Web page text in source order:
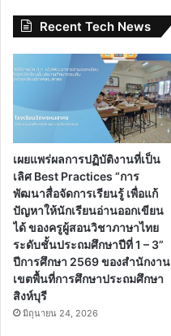
Recent Tech News
เผยแพร่ผลการปฏิบัติงานที่เป็น
เลิศ Best Practices “การ
พัฒนาสื่อจัดการเรียนรู้ เพื่อแก้
ปัญหาให้นักเรียนอ่านออกเขียน
ได้ ของครูผู้สอนวิชาภาษาไทย
ระดับชั้นประถมศึกษาปีที่ 1 – 3”
ปีการศึกษา 2569 ของสำนักงาน
เขตพื้นที่การศึกษาประถมศึกษา
สิงห์บุรี
มิถุนายน 24, 2026